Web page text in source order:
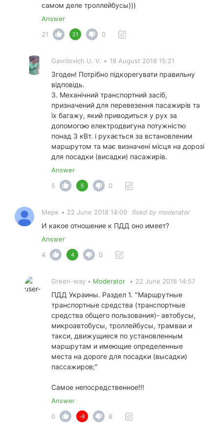
самом деле троллейбусы)))
Answer
21
21 0
Gavrilovich U. V. • 18 August 2018 15:21
Згоден! Потрібно підкорегувати правильну
відповідь.
3. Механічний транспортний засіб,
призначений для перевезення пасажирів та
їх багажу, який приводиться у рух за
допомогою електродвигуна потужністю
понад 3 кВт. і рухається за встановленим
маршрутом та має визначені місця на дорозі
для посадки (висадки) пасажирів.
Answer
5
5 0
Мерк • 22 June 2018 14:09 fixed by moderator
И какое отношение к ПДД оно имеет?
Answer
4
4 0
Green-way • Moderator • 22 June 2018 14:57
ПДД Украины. Раздел 1. "Маршрутные
транспортные средства (транспортные
средства общего пользования)- автобусы,
микроавтобусы, троллейбусы, трамваи и
такси, движущиеся по установленным
маршрутам и имеющие определенные
места на дороге для посадки (высадки)
пассажиров;"
Самое непосредственное!!!
Answer
0
-8 8